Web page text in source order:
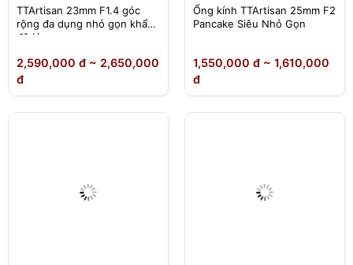
TTArtisan 23mm F1.4 góc
rộng đa dụng nhỏ gọn khẩu
độ lớn
2,590,000 đ ~ 2,650,000
đ
Ống kính TTArtisan 25mm F2
Pancake Siêu Nhỏ Gọn
1,550,000 đ ~ 1,610,000
đ